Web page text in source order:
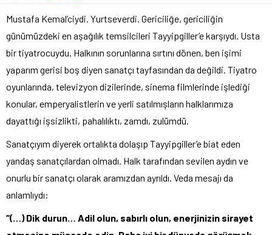
Mustafa Kemal’ciydi. Yurtseverdi. Gericiliğe, gericiliğin
günümüzdeki en aşağılık temsilcileri Tayyipgiller’e karşıydı. Usta
bir tiyatrocuydu. Halkının sorunlarına sırtını dönen, ben işimi
yaparım gerisi boş diyen sanatçı tayfasından da değildi. Tiyatro
oyunlarında, televizyon dizilerinde, sinema filmlerinde işlediği
konular, emperyalistlerin ve yerli satılmışların halklarımıza
dayattığı işsizlikti, pahalılıktı, zamdı, zulümdü.
Sanatçıyım diyerek ortalıkta dolaşıp Tayyipgiller’e biat eden
yandaş sanatçılardan olmadı. Halk tarafından sevilen aydın ve
onurlu bir sanatçı olarak aramızdan ayrıldı. Veda mesajı da
anlamlıydı:
“(…) Dik durun… Adil olun, sabırlı olun, enerjinizin sirayet